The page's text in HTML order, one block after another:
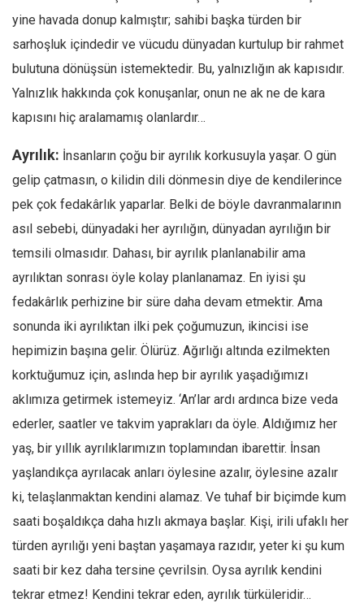
yine havada donup kalmıştır; sahibi başka türden bir
sarhoşluk içindedir ve vücudu dünyadan kurtulup bir rahmet
bulutuna dönüşsün istemektedir. Bu, yalnızlığın ak kapısıdır.
Yalnızlık hakkında çok konuşanlar, onun ne ak ne de kara
kapısını hiç aralamamış olanlardır…
Ayrılık: İnsanların çoğu bir ayrılık korkusuyla yaşar. O gün
gelip çatmasın, o kilidin dili dönmesin diye de kendilerince
pek çok fedakârlık yaparlar. Belki de böyle davranmalarının
asıl sebebi, dünyadaki her ayrılığın, dünyadan ayrılığın bir
temsili olmasıdır. Dahası, bir ayrılık planlanabilir ama
ayrılıktan sonrası öyle kolay planlanamaz. En iyisi şu
fedakârlık perhizine bir süre daha devam etmektir. Ama
sonunda iki ayrılıktan ilki pek çoğumuzun, ikincisi ise
hepimizin başına gelir. Ölürüz. Ağırlığı altında ezilmekten
korktuğumuz için, aslında hep bir ayrılık yaşadığımızı
aklımıza getirmek istemeyiz. ‘An’lar ardı ardınca bize veda
ederler, saatler ve takvim yaprakları da öyle. Aldığımız her
yaş, bir yıllık ayrılıklarımızın toplamından ibarettir. İnsan
yaşlandıkça ayrılacak anları öylesine azalır, öylesine azalır
ki, telaşlanmaktan kendini alamaz. Ve tuhaf bir biçimde kum
saati boşaldıkça daha hızlı akmaya başlar. Kişi, irili ufaklı her
türden ayrılığı yeni baştan yaşamaya razıdır, yeter ki şu kum
saati bir kez daha tersine çevrilsin. Oysa ayrılık kendini
tekrar etmez! Kendini tekrar eden, ayrılık türküleridir…